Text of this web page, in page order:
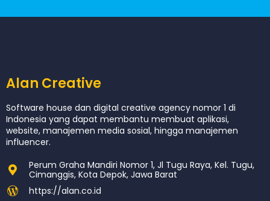
Alan Creative
Software house dan digital creative agency nomor 1 di
Indonesia yang dapat membantu membuat aplikasi,
website, manajemen media sosial, hingga manajemen
influencer.
Perum Graha Mandiri Nomor 1, Jl Tugu Raya, Kel. Tugu,
Cimanggis, Kota Depok, Jawa Barat
https://alan.co.id